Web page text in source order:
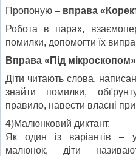
Пропоную – вправа
Робота в парах,
помилки, допомогти їх
Вправа «Під мікроскопом»
Діти читають слова,
знайти помилки,
правило, навести власні
4)Малюнковий диктант.
Як один із варіантів –
малюнок, діти